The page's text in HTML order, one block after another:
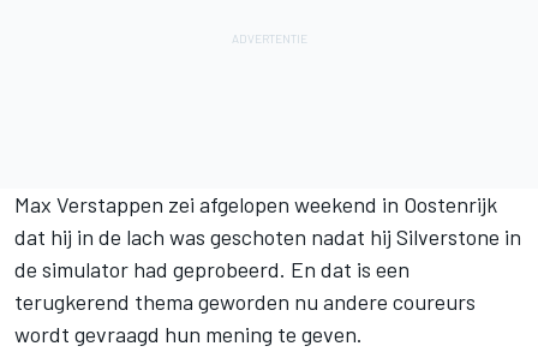
Max Verstappen zei afgelopen weekend in Oostenrijk
dat hij in de lach was geschoten nadat hij Silverstone in
de simulator had geprobeerd. En dat is een
terugkerend thema geworden nu andere coureurs
wordt gevraagd hun mening te geven.